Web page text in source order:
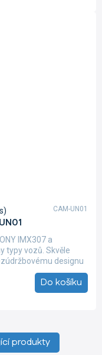
Do košíku
IMX307 a
typy vozů. Skvěle
designu
CAM-UN01
produkty